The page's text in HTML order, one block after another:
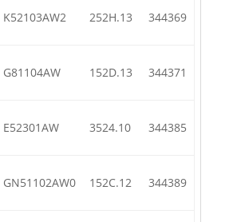
K52103AW2 252H.13 344369
G81104AW 152D.13 344371
E52301AW 3524.10 344385
GN51102AW0 152C.12 344389